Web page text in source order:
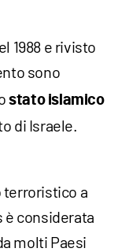
1988 e rivisto
sono
stato islamico
di Israele.
terroristico a
è considerata
molti Paesi